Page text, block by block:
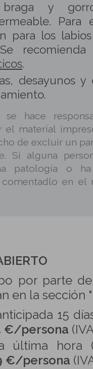
braga y
para los
.
desayunos
se hace
el material
de excluir un
Si alguna
patología o
en el
por parte de
en la sección
15
€/persona
última hora
€/persona